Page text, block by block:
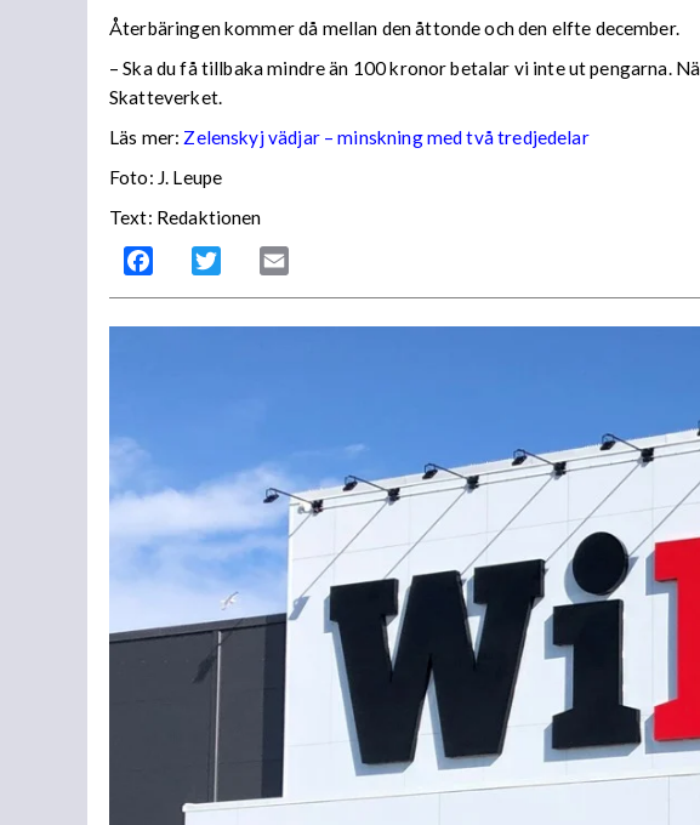
Återbäringen kommer då mellan den åttonde och den elfte december.
– Ska du få tillbaka mindre än 100 kronor betalar vi inte ut
Skatteverket.
Läs mer: Zelenskyj vädjar – minskning med två tredjedelar
Foto: J. Leupe
Text: Redaktionen
Facebook Twitter